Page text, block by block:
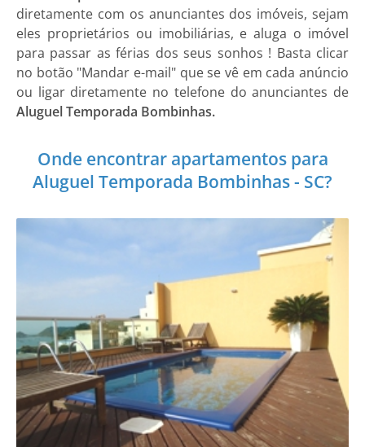
diretamente com os anunciantes dos imóveis, sejam
eles proprietários ou imobiliárias, e aluga o imóvel
para passar as férias dos seus sonhos ! Basta clicar
no botão "Mandar e-mail" que se vê em cada anúncio
ou ligar diretamente no telefone do anunciantes de
Aluguel Temporada Bombinhas.
Onde encontrar apartamentos para
Aluguel Temporada Bombinhas - SC?